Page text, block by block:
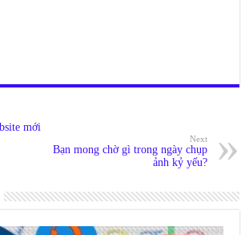
mới
Next
Bạn mong chờ gì trong ngày chụp
ảnh kỷ yếu?